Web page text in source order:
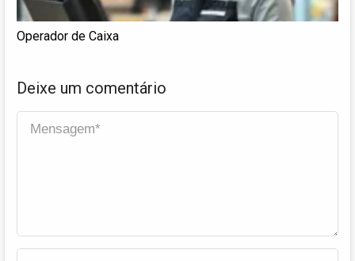
Operador de Caixa
Deixe um comentário